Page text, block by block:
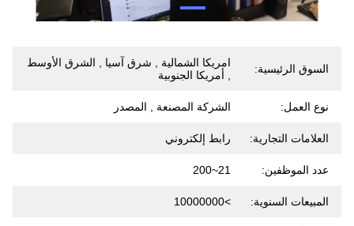
السوق الرئيسية:
امريكا الشمالية , شرق آسيا , الشرق الأوسط
, أمريكا الجنوبية
نوع العمل: الشركة المصنعة , المصدر
العلامات التجارية: رابط إلكتروني
عدد الموظفين: 21~200
المبيعات السنوية: >10000000